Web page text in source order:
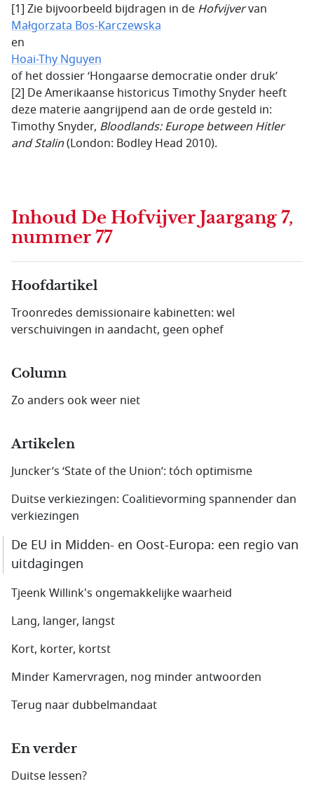
[1] Zie bijvoorbeeld bijdragen in de Hofvijvervan
Małgorzata Bos-Karczewska
en
Hoai-Thy Nguyen
of het dossier ‘Hongaarse democratie onder druk’
[2] De Amerikaanse historicus Timothy Snyder heeft
deze materie aangrijpend aan de orde gesteld in:
Timothy Snyder, Bloodlands: Europe between Hitler
and Stalin(London: Bodley Head 2010).
Inhoud De Hofvijver Jaargang 7,
nummer 77
Hoofdartikel
Troonredes demissionaire kabinetten: wel
verschuivingen in aandacht, geen ophef
Column
Zo anders ook weer niet
Artikelen
Juncker’s ‘State of the Union’: tóch optimisme
Duitse verkiezingen: Coalitievorming spannender dan
verkiezingen
De EU in Midden- en Oost-Europa: een regio van
uitdagingen
Tjeenk Willink's ongemakkelijke waarheid
Lang, langer, langst
Kort, korter, kortst
Minder Kamervragen, nog minder antwoorden
Terug naar dubbelmandaat
En verder
Duitse lessen?